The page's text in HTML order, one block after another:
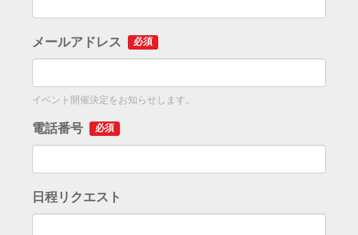
メールアドレス 必須
イベント開催決定をお知らせします。
電話番号 必須
日程リクエスト